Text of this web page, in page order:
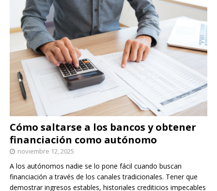
Cómo saltarse a los bancos y obtener
financiación como autónomo
noviembre 12, 2025
A los autónomos nadie se lo pone fácil cuando buscan
financiación a través de los canales tradicionales. Tener que
demostrar ingresos estables, historiales crediticios impecables